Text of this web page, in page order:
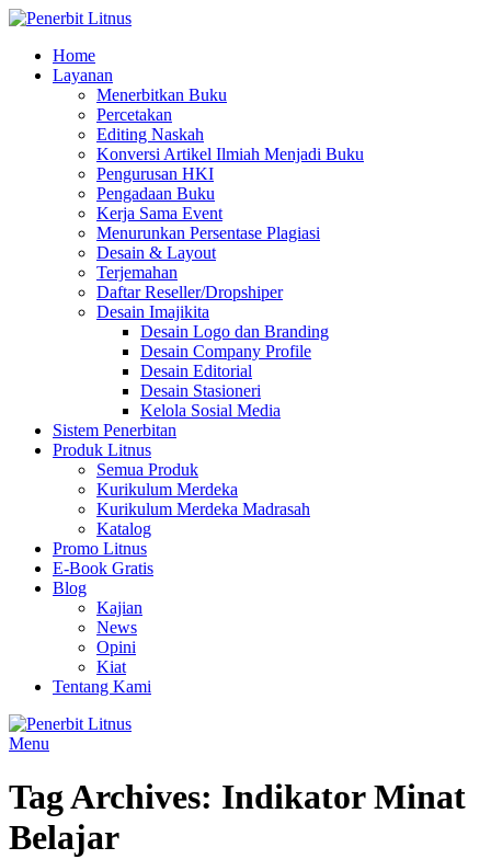
Home
Layanan
Menerbitkan Buku
Percetakan
Editing Naskah
Konversi Artikel Ilmiah Menjadi Buku
Pengurusan HKI
Pengadaan Buku
Kerja Sama Event
Menurunkan Persentase Plagiasi
Desain & Layout
Terjemahan
Daftar Reseller/Dropshiper
Desain Imajikita
Desain Logo dan Branding
Desain Company Profile
Desain Editorial
Desain Stasioneri
Kelola Sosial Media
Sistem Penerbitan
Produk Litnus
Semua Produk
Kurikulum Merdeka
Kurikulum Merdeka Madrasah
Katalog
Promo Litnus
E-Book Gratis
Blog
Kajian
News
Opini
Kiat
Tentang Kami
Menu
Tag Archives: Indikator Minat
Belajar